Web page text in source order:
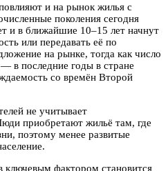
и на рынок жилья с
поколения сегодня
и в ближайшие 10–15 лет начнут
или передавать её по
на рынке, тогда как число
в последние годы в стране
со времён Второй
не учитывает
приобретают жильё там, где
поэтому менее развитые
ключевым фактором становится